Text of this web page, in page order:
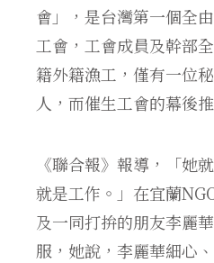
會」，是台灣第一個全
工會，工會成員及幹部
籍外籍漁工，僅有一位
人，而催生工會的幕後
《聯合報》報導，「她
就是工作。」在宜蘭
及一同打拚的朋友李麗
服，她說，李麗華細心